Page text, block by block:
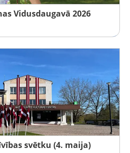
Vidusdaugavā 2026
svētku (4. maija)